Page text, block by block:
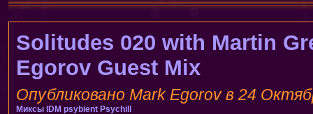
Solitudes 020 with Martin
Egorov Guest Mix
Опубликовано Mark Egorov в 24
Миксы IDM psybient Psychill